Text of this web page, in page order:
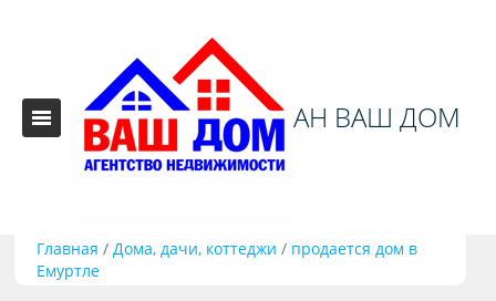
АН ВАШ ДОМ
Главная /Дома, дачи, коттеджи / продается дом в
Емуртле